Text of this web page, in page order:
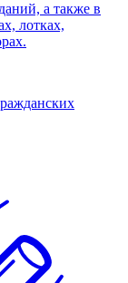
а также в
лотках,